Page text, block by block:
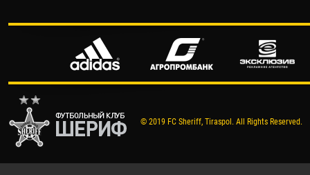
© 2019 FC Sheriff, Tiraspol. All Rights Reserved.